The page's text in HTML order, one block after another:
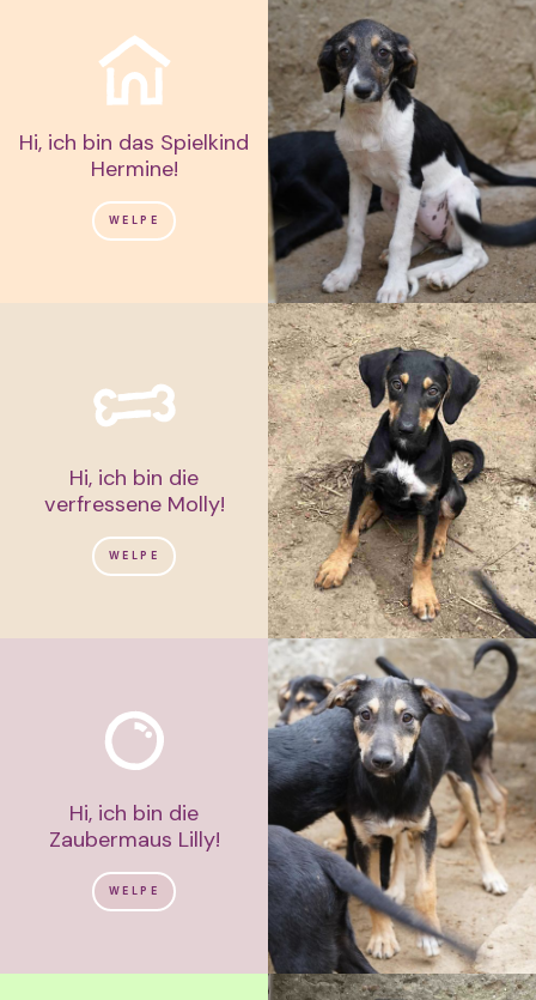
Hi, ich bin das Spielkind
Hermine!
WELPE
Hi, ich bin die
verfressene Molly!
WELPE
Hi, ich bin die
Zaubermaus Lilly!
WELPE